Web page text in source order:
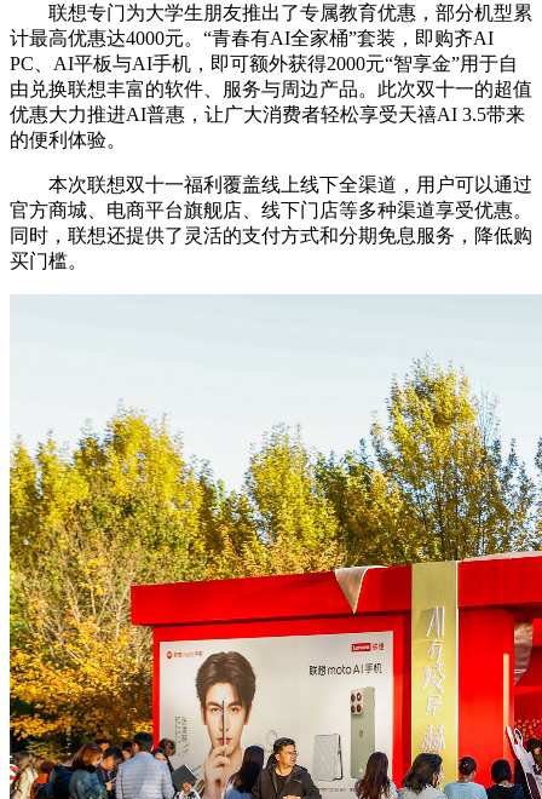
联想专门为大学生朋友推出了专属教育优惠，部分机型累
计最高优惠达4000元。“青春有AI全家桶”套装，即购齐AI
PC、AI平板与AI手机，即可额外获得2000元“智享金”用于自
由兑换联想丰富的软件、服务与周边产品。此次双十一的超值
优惠大力推进AI普惠，让广大消费者轻松享受天禧AI 3.5带来
的便利体验。
本次联想双十一福利覆盖线上线下全渠道，用户可以通过
官方商城、电商平台旗舰店、线下门店等多种渠道享受优惠。
同时，联想还提供了灵活的支付方式和分期免息服务，降低购
买门槛。